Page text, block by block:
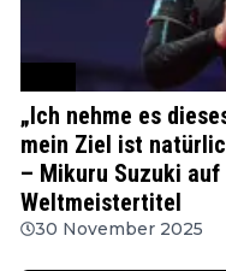
„Ich nehme es
mein Ziel ist
– Mikuru Suzuki
Weltmeistertitel
30 November 2025